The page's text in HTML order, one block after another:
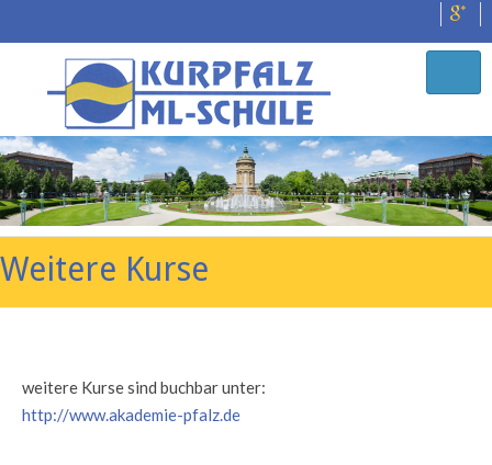
Weitere Kurse
weitere Kurse sind buchbar unter:
http://www.akademie-pfalz.de